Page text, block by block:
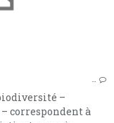
…
–
correspondent à